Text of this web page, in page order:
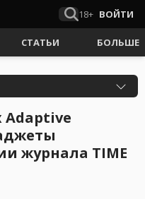
18+ ВОЙТИ
СТАТЬИ БОЛЬШЕ
Adaptive
журнала TIME